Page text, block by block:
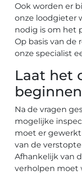
Ook worden er
onze loodgieter
nodig is om het
Op basis van de
onze specialist
Laat het
Na de vragen
mogelijke
moet er
van de
Afhankelijk van
verholpen moet